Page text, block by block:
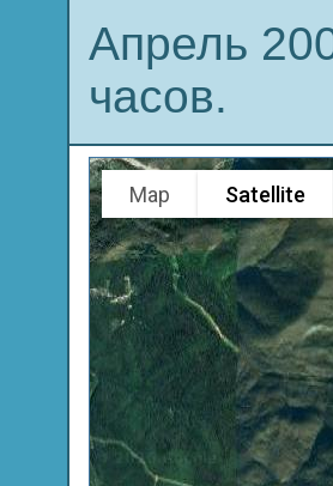
Апрель
часов.
Map Satellite